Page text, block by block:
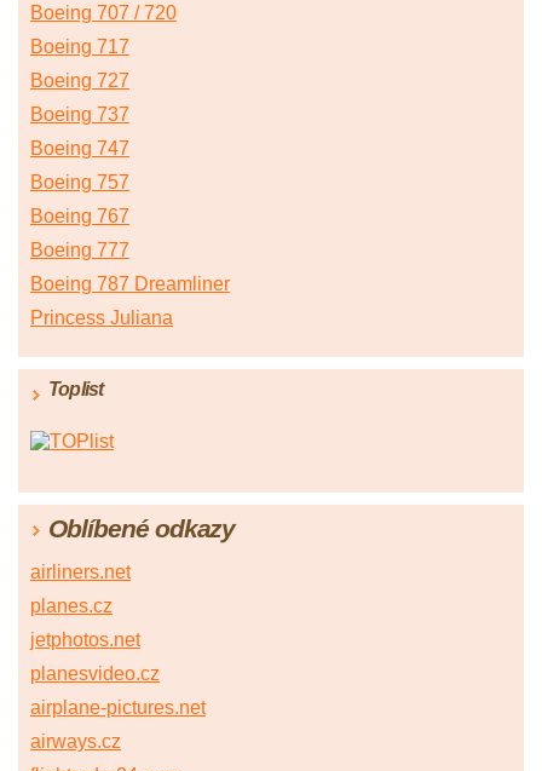
Boeing 707 / 720
Boeing 717
Boeing 727
Boeing 737
Boeing 747
Boeing 757
Boeing 767
Boeing 777
Boeing 787 Dreamliner
Princess Juliana
Toplist
Oblíbené odkazy
airliners.net
planes.cz
jetphotos.net
planesvideo.cz
airplane-pictures.net
airways.cz